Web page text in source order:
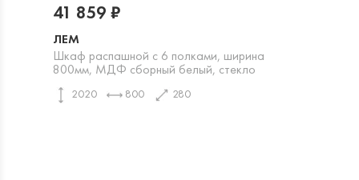
ЛЕМ
Шкаф распашной с 6 полками, ширина
800мм, МДФ сборный белый, стекло
2020 800 280
41 859 ₽